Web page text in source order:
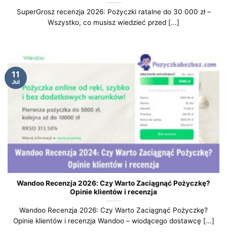
SuperGrosz recenzja 2026: Pożyczki ratalne do 30 000 zł –
Wszystko, co musisz wiedzieć przed [...]
Wandoo Recenzja 2026: Czy Warto Zaciągnąć Pożyczkę?
Opinie klientów i recenzja
Wandoo Recenzja 2026: Czy Warto Zaciągnąć Pożyczkę?
Opinie klientów i recenzja Wandoo – wiodącego dostawcę [...]
11
Jul